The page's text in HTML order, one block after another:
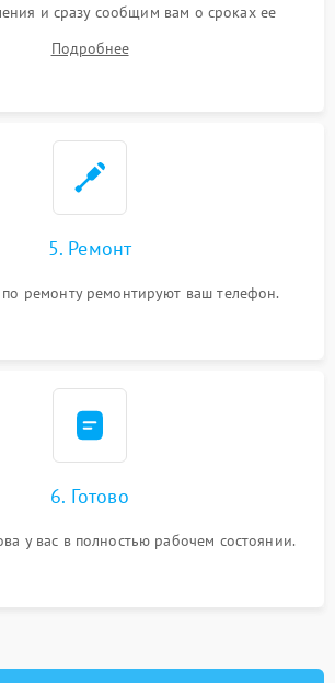
и сразу сообщим вам о сроках ее
Подробнее
5. Ремонт
ремонту ремонтируют ваш телефон.
6. Готово
у вас в полностью рабочем состоянии.